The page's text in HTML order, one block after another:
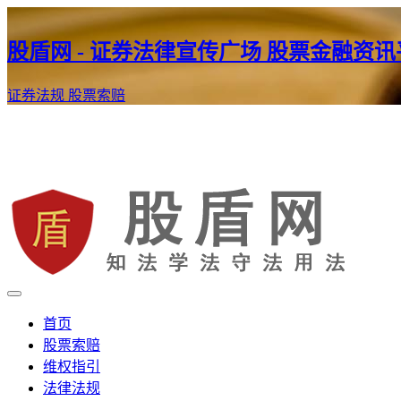
股盾网 - 证券法律宣传广场 股票金融资讯
证券法规 股票索赔
股盾网
证券股票维权网
首页
股票索赔
维权指引
法律法规